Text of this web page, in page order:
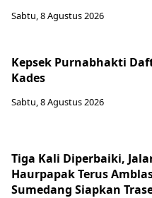
Sabtu, 8 Agustus 2026
Kepsek Purnabhakti
Kades
Sabtu, 8 Agustus 2026
Tiga Kali Diperbaiki,
Haurpapak Terus
Sumedang Siapkan